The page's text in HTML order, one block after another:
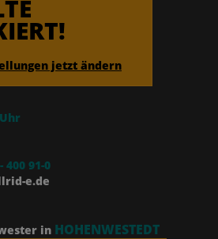
jetzt ändern
400 91-0
e.de
in HOHENWESTEDT